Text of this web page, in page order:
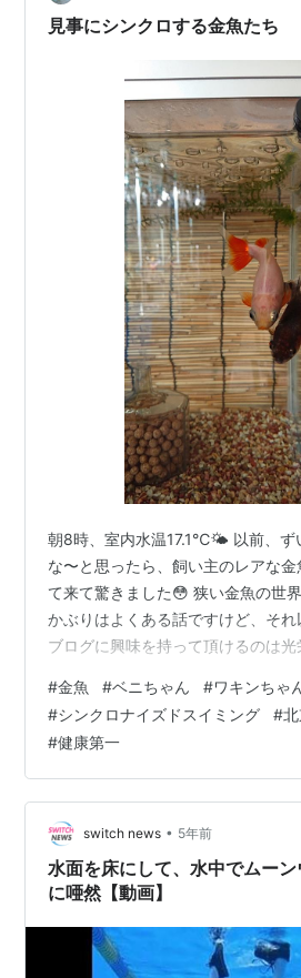
のターンテーブルに巻き付いてい…
見事にシンクロする金魚たち
朝8時、室内水温17.1℃🌤️ 以前、ず
な〜と思ったら、飼い主のレアな
て来て驚きました😳 狭い金魚の世
かぶりはよくある話ですけど、それ
ブログに興味を持って頂けるのは光
分と重ねやすい国民性なのかもしれ
たも今だからこそ独り立ち！ ちな
いう気質はないですけど、最近は遊
明日からの北京五輪、フィギュア⛸️
してます🥇 この水槽の前回の記事↓
funaosarasa.hatenablo…
#金魚 #ベニちゃん #ワキンちゃ
#シンクロナイズドスイミング #
#健康第一
switch news • 5年前
水面を床にして、水中でムー
に唖然【動画】